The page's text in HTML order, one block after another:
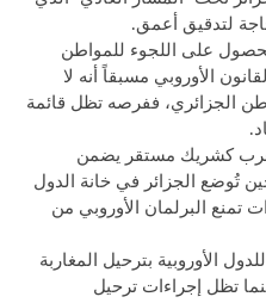
لتدقيق أعمق.
على اللجوء للمواطن
الأوروبي مسبقاً أنه لا
الجزائري، ففرصه تظل قائمة
كشريك مستقر يضمن
تُوضع الجزائر في خانة الدول
تمنع البرلمان الأوروبي من
الأوروبية بترحيل المغاربة
تظل إجراءات ترحيل